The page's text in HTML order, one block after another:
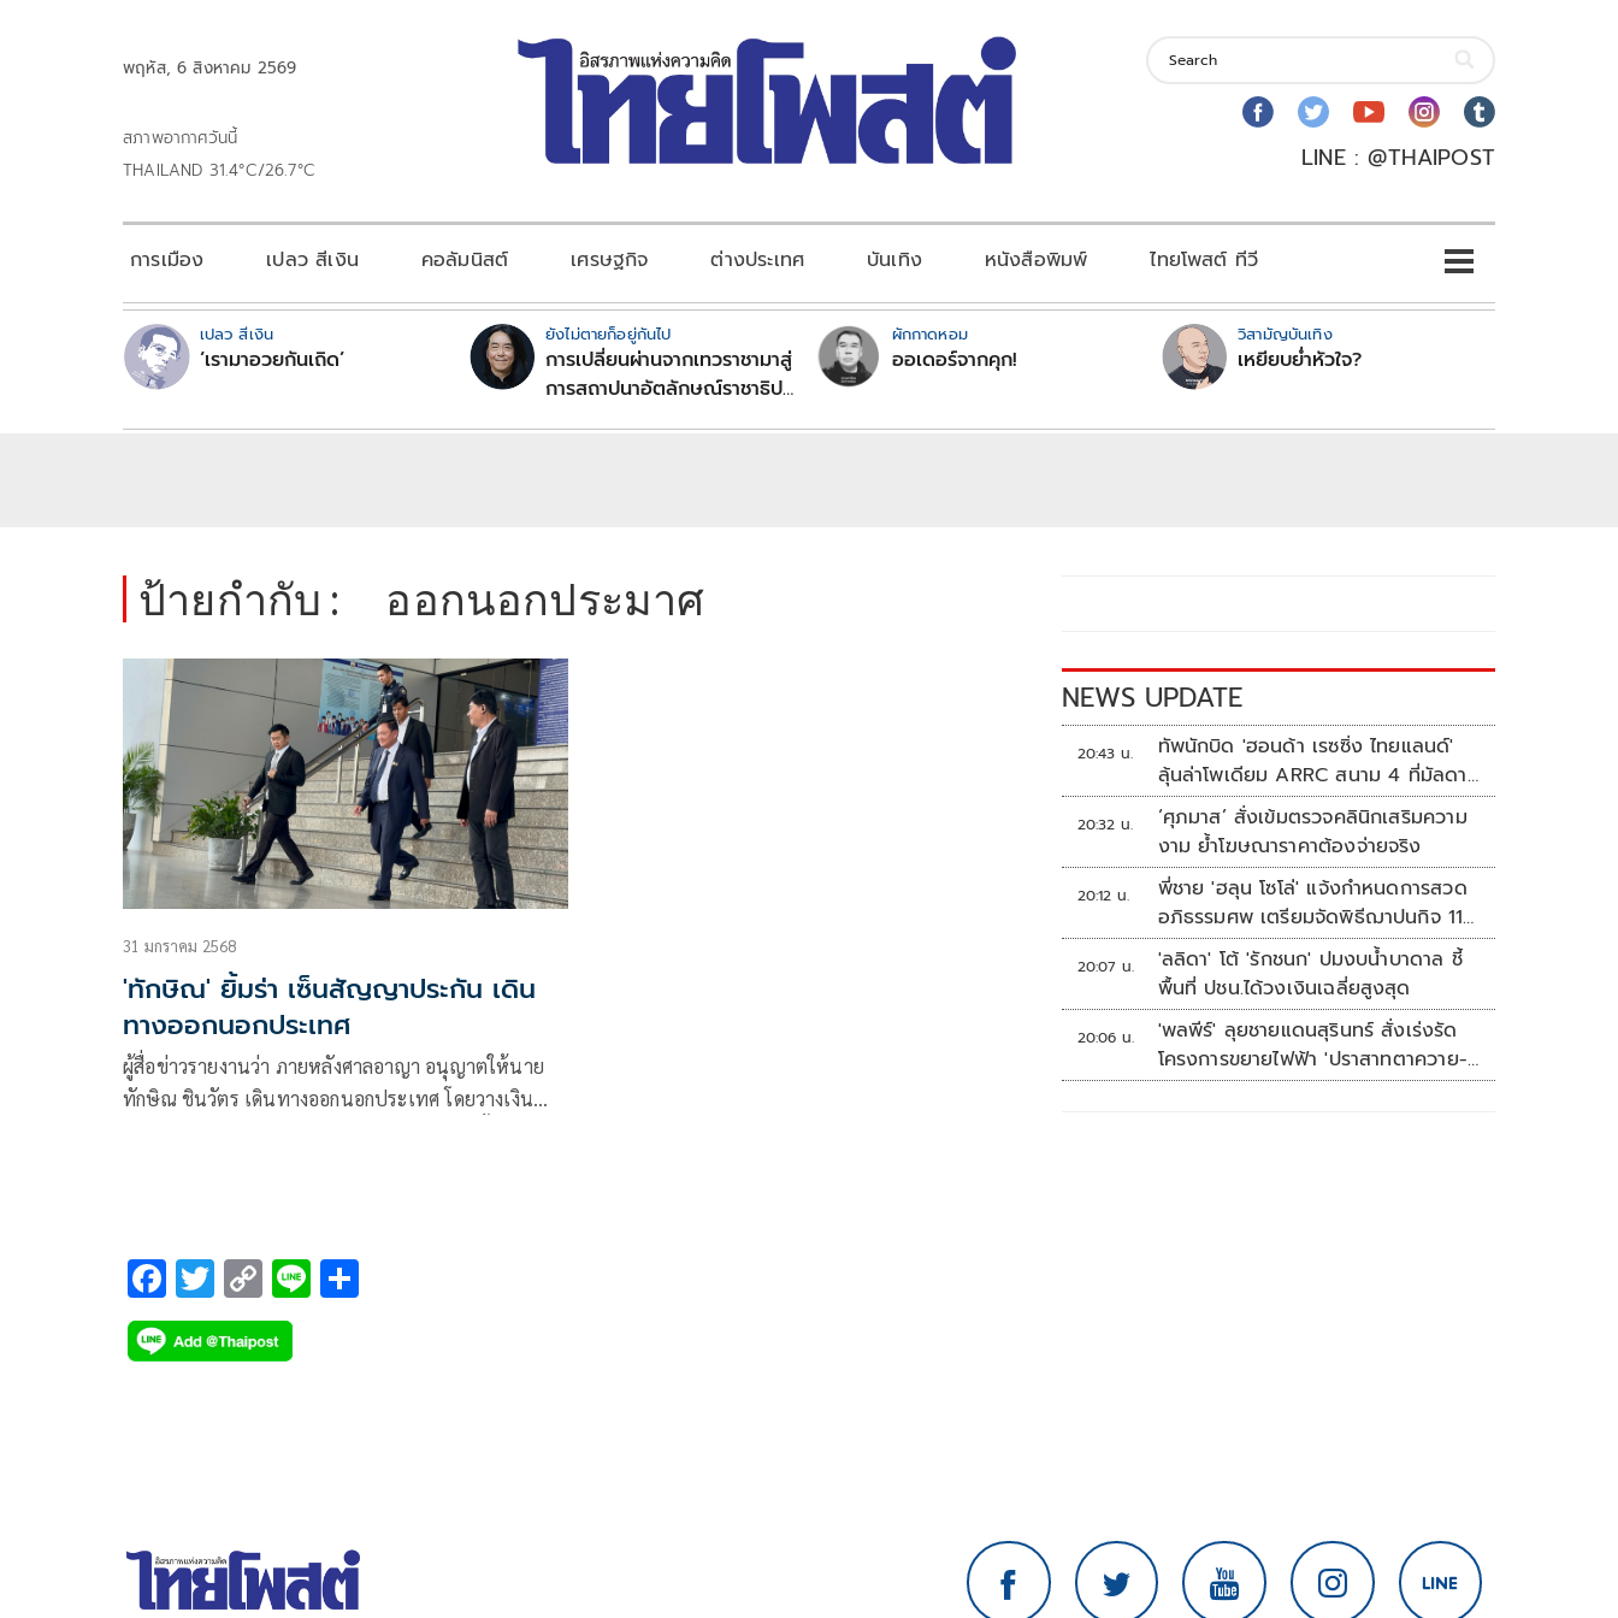
พฤหัส, 6 สิงหาคม 2569
สภาพอากาศวันนี้
THAILAND 31.4°C/26.7°C
LINE : @THAIPOST
การเมือง เปลว สีเงิน คอลัมนิสต์ เศรษฐกิจ ต่างประเทศ บันเทิง หนังสือพิมพ์ ไทยโพสต์ ทีวี
เปลว สีเงิน
‘เรามาอวยกันเถิด’
ยังไม่ตายก็อยู่กันไป
การเปลี่ยนผ่านจากเทวราชามาสู่
การสถาปนาอัตลักษณ์ราชาธิป
ผักกาดหอม
ออเดอร์จากคุก!
วิสามัญบันเทิง
เหยียบย่ำหัวใจ?
ป้ายกำกับ : ออกนอกประมาศ
31 มกราคม 2568
'ทักษิณ' ยิ้มร่า เซ็นสัญญาประกัน เดิน
ทางออกนอกประเทศ
ผู้สื่อข่าวรายงานว่า ภายหลังศาลอาญา อนุญาตให้นาย
ทักษิณ ชินวัตร เดินทางออกนอกประเทศ โดยวางเงิน
F
ac
e
T
wi
tt
C
o
p
Li
NEWS UPDATE
20:43 น.
ทัพนักบิด 'ฮอนด้า เรซซิ่ง ไทยแลนด์'
ลุ้นล่าโพเดียม ARRC สนาม 4 ที่มัลดาลิ
กา
20:32 น.
‘ศุภมาส’ สั่งเข้มตรวจคลินิกเสริมความ
งาม ย้ำโฆษณาราคาต้องจ่ายจริง
20:12 น.
พี่ชาย 'ฮลุน โซโล่' แจ้งกำหนดการสวด
อภิธรรมศพ เตรียมจัดพิธีฌาปนกิจ 11
ส.ค.
20:07 น.
'ลลิดา' โต้ 'รักชนก' ปมงบน้ำบาดาล ชี้
พื้นที่ ปชน.ได้วงเงินเฉลี่ยสูงสุด
20:06 น.
'พลพีร์' ลุยชายแดนสุรินทร์ สั่งเร่งรัด
โครงการขยายไฟฟ้า 'ปราสาทตาควาย-
เนิน 350'